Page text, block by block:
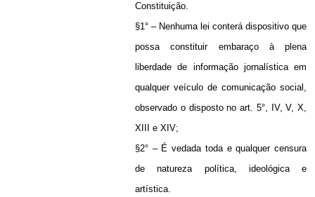
Constituição.
§1° – Nenhuma lei conterá dispositivo que
possa constituir embaraço à plena
liberdade de informação jornalística em
qualquer veículo de comunicação social,
observado o disposto no art. 5°, IV, V, X,
XIII e XIV;
§2° – É vedada toda e qualquer censura
de natureza política, ideológica e
artística.